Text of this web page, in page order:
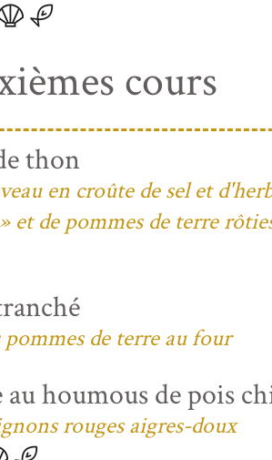
cours
thon
en croûte de sel et
et de pommes de terre
pommes de terre au four
au houmous de pois
rouges aigres-doux